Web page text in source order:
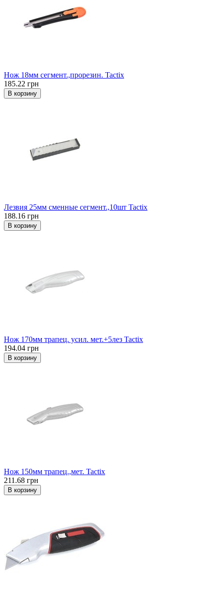
Нож 18мм сегмент.,прорезин. Tactix
185.22 грн
В корзину
Лезвия 25мм сменные сегмент.,10шт Tactix
188.16 грн
В корзину
Нож 170мм трапец. усил. мет.+5лез Tactix
194.04 грн
В корзину
Нож 150мм трапец.,мет. Tactix
211.68 грн
В корзину